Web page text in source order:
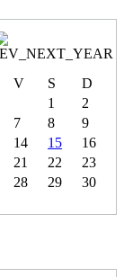
V S
D
1
2
7 8
9
14 15
16
21 22
23
28 29
30